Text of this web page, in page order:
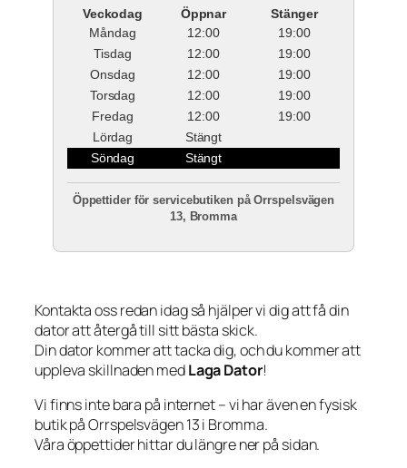
Veckodag Öppnar
Stänger
Måndag
12:00
19:00
Tisdag
12:00
19:00
Onsdag
12:00
19:00
Torsdag
12:00
19:00
Fredag
12:00
19:00
Lördag
Stängt
Söndag
Stängt
Öppettider för servicebutiken på Orrspelsvägen
13, Bromma
Kontakta oss redan idag så hjälper vi dig att få din
dator att återgå till sitt bästa skick.
Din dator kommer att tacka dig, och du kommer att
uppleva skillnaden medLaga Dator!
Vi finns inte bara på internet – vi har även en fysisk
butik på Orrspelsvägen 13 i Bromma.
Våra öppettider hittar du längre ner på sidan.